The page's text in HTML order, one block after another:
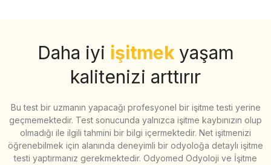
Daha iyi işitmek yaşam
kalitenizi arttırır
Bu test bir uzmanın yapacağı profesyonel bir işitme testi yerine
geçmemektedir. Test sonucunda yalnızca işitme kaybınızın olup
olmadığı ile ilgili tahmini bir bilgi içermektedir. Net işitmenizi
öğrenebilmek için alanında deneyimli bir odyoloğa detaylı işitme
testi yaptırmanız gerekmektedir. Odyomed Odyoloji ve İşitme